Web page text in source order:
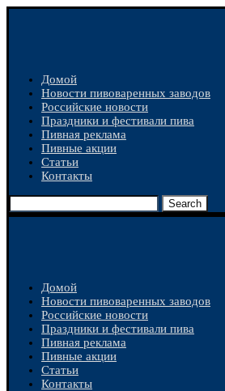
Домой
Новости пивоваренных заводов
Российские новости
Праздники и фестивали пива
Пивная реклама
Пивные акции
Статьи
Контакты
Search
Домой
Новости пивоваренных заводов
Российские новости
Праздники и фестивали пива
Пивная реклама
Пивные акции
Статьи
Контакты